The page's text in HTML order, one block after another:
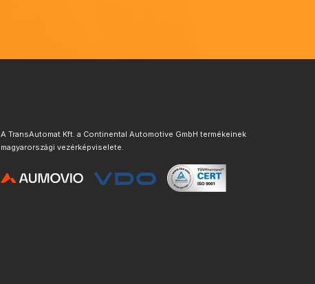
A TransAutomat Kft. a Continental Automotive GmbH termékeinek
magyarországi vezérképviselete.